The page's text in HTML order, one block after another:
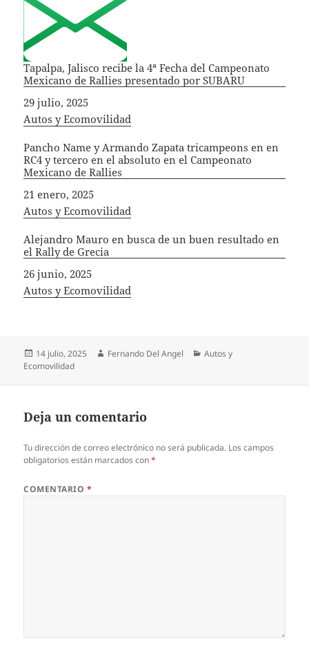
Tapalpa, Jalisco recibe la 4ª Fecha del Campeonato
Mexicano de Rallies presentado por SUBARU
Fecha
29 julio, 2025
In relation to
Autos y Ecomovilidad
Pancho Name y Armando Zapata tricampeons en en
RC4 y tercero en el absoluto en el Campeonato
Mexicano de Rallies
Fecha
21 enero, 2025
In relation to
Autos y Ecomovilidad
Alejandro Mauro en busca de un buen resultado en
el Rally de Grecia
Fecha
26 junio, 2025
In relation to
Autos y Ecomovilidad
Publicado
el
14 julio, 2025 Autor
Fernando Del Angel Categorías
Autos y
Ecomovilidad
Deja un comentario
Tu dirección de correo electrónico no será publicada. Los campos
obligatorios están marcados con*
COMENTARIO *